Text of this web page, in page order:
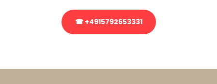
☎ +4915792653331